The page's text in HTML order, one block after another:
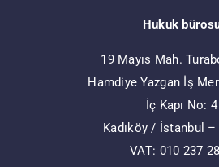
Hukuk
19 Mayıs Mah.
Hamdiye Yazgan İş
İç Kapı No: 4
Kadıköy / İstanbul
VAT: 010 237